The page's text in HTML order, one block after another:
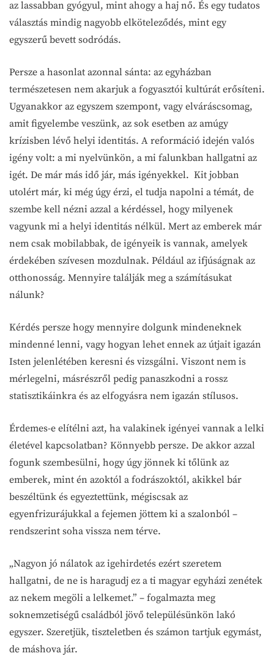
az lassabban gyógyul, mint ahogy a haj nő. És egy tudatos
választás mindig nagyobb elköteleződés, mint egy
egyszerű bevett sodródás.
Persze a hasonlat azonnal sánta: az egyházban
természetesen nem akarjuk a fogyasztói kultúrát erősíteni.
Ugyanakkor az egyszem szempont, vagy elváráscsomag,
amit figyelembe veszünk, az sok esetben az amúgy
krízisben lévő helyi identitás. A reformáció idején valós
igény volt: a mi nyelvünkön, a mi falunkban hallgatni az
igét. De már más idő jár, más igényekkel. Kit jobban
utolért már, ki még úgy érzi, el tudja napolni a témát, de
szembe kell nézni azzal a kérdéssel, hogy milyenek
vagyunk mi a helyi identitás nélkül. Mert az emberek már
nem csak mobilabbak, de igényeik is vannak, amelyek
érdekében szívesen mozdulnak. Például az ifjúságnak az
otthonosság. Mennyire találják meg a számításukat
nálunk?
Kérdés persze hogy mennyire dolgunk mindeneknek
mindenné lenni, vagy hogyan lehet ennek az útjait igazán
Isten jelenlétében keresni és vizsgálni. Viszont nem is
mérlegelni, másrészről pedig panaszkodni a rossz
statisztikáinkra és az elfogyásra nem igazán stílusos.
Érdemes-e elítélni azt, ha valakinek igényei vannak a lelki
életével kapcsolatban? Könnyebb persze. De akkor azzal
fogunk szembesülni, hogy úgy jönnek ki tőlünk az
emberek, mint én azoktól a fodrászoktól, akikkel bár
beszéltünk és egyeztettünk, mégiscsak az
egyenfrizurájukkal a fejemen jöttem ki a szalonból –
rendszerint soha vissza nem térve.
„Nagyon jó nálatok az igehirdetés ezért szeretem
hallgatni, de ne is haragudj ez a ti magyar egyházi zenétek
az nekem megöli a lelkemet.” – fogalmazta meg
soknemzetiségű családból jövő településünkön lakó
egyszer. Szeretjük, tiszteletben és számon tartjuk egymást,
de máshova jár.